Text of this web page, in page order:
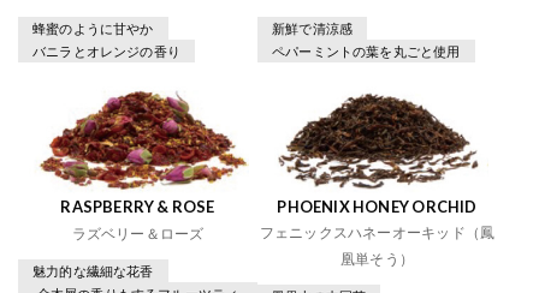
蜂蜜のように甘やか
バニラとオレンジの香り
新鮮で清涼感
ペパーミントの葉を丸ごと使用
RASPBERRY & ROSE
ラズベリー＆ローズ
魅力的な繊細な花香
PHOENIX HONEY ORCHID
フェニックスハネーオーキッド（鳳
凰単そう）